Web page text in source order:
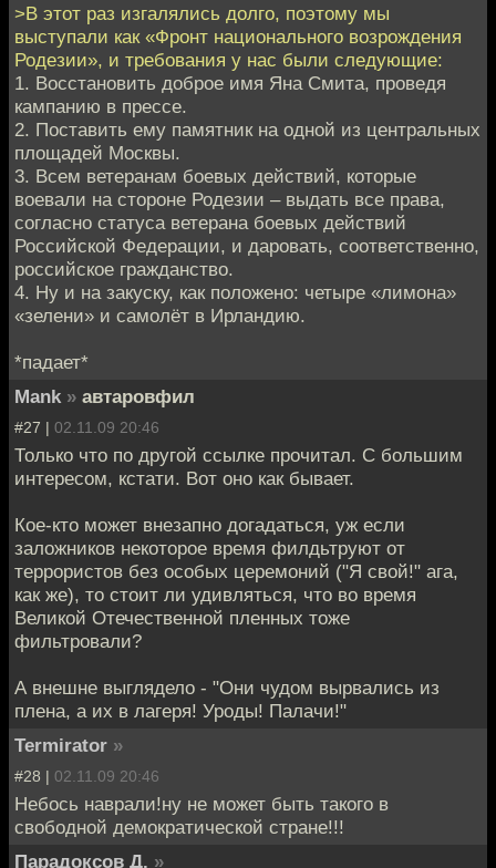
>В этот раз изгалялись долго, поэтому мы
выступали как «Фронт национального возрождения
Родезии», и требования у нас были следующие:
1. Восстановить доброе имя Яна Смита, проведя
кампанию в прессе.
2. Поставить ему памятник на одной из центральных
площадей Москвы.
3. Всем ветеранам боевых действий, которые
воевали на стороне Родезии – выдать все права,
согласно статуса ветерана боевых действий
Российской Федерации, и даровать, соответственно,
российское гражданство.
4. Ну и на закуску, как положено: четыре «лимона»
«зелени» и самолёт в Ирландию.
*падает*
Mank » автаровфил
#27 | 02.11.09 20:46
Только что по другой ссылке прочитал. С большим
интересом, кстати. Вот оно как бывает.
Кое-кто может внезапно догадаться, уж если
заложников некоторое время филдьтруют от
террористов без особых церемоний ("Я свой!" ага,
как же), то стоит ли удивляться, что во время
Великой Отечественной пленных тоже
фильтровали?
А внешне выглядело - "Они чудом вырвались из
плена, а их в лагеря! Уроды! Палачи!"
Termirator »
#28 | 02.11.09 20:46
Небось наврали!ну не может быть такого в
свободной демократической стране!!!
Парадоксов Д. »